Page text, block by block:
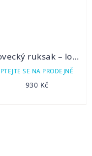
Lovecký ruksak – lovecká plachtovina 3B/2
PTEJTE SE NA PRODEJNĚ
930 Kč